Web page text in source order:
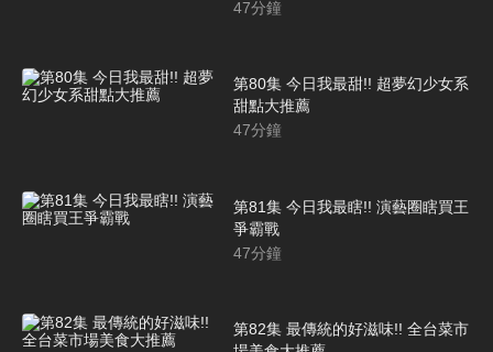
47分鐘
第80集 今日我最甜!! 超夢幻少女系
甜點大推薦
47分鐘
第81集 今日我最瞎!! 演藝圈瞎買王
爭霸戰
47分鐘
第82集 最傳統的好滋味!! 全台菜市